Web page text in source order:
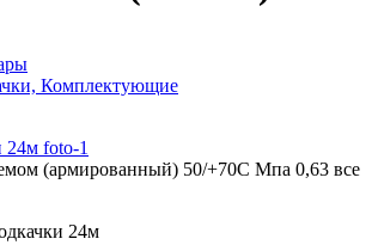
Комплектующие
(армированный) 50/+70С Мпа 0,63 все
24м